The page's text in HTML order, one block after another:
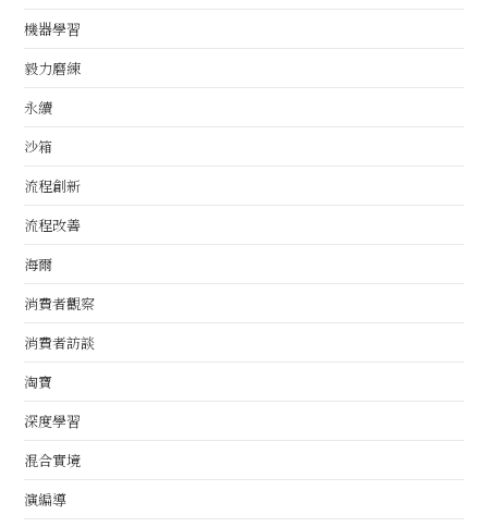
機器學習
毅力磨練
永續
沙箱
流程創新
流程改善
海爾
消費者觀察
消費者訪談
淘寶
深度學習
混合實境
演編導